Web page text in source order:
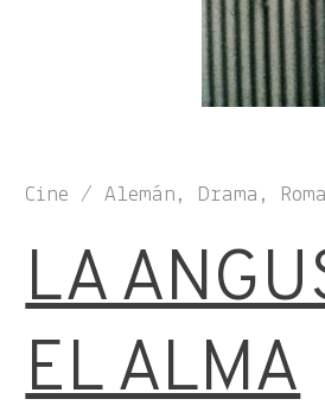
Cine / Alemán, Drama,
LA
EL ALMA